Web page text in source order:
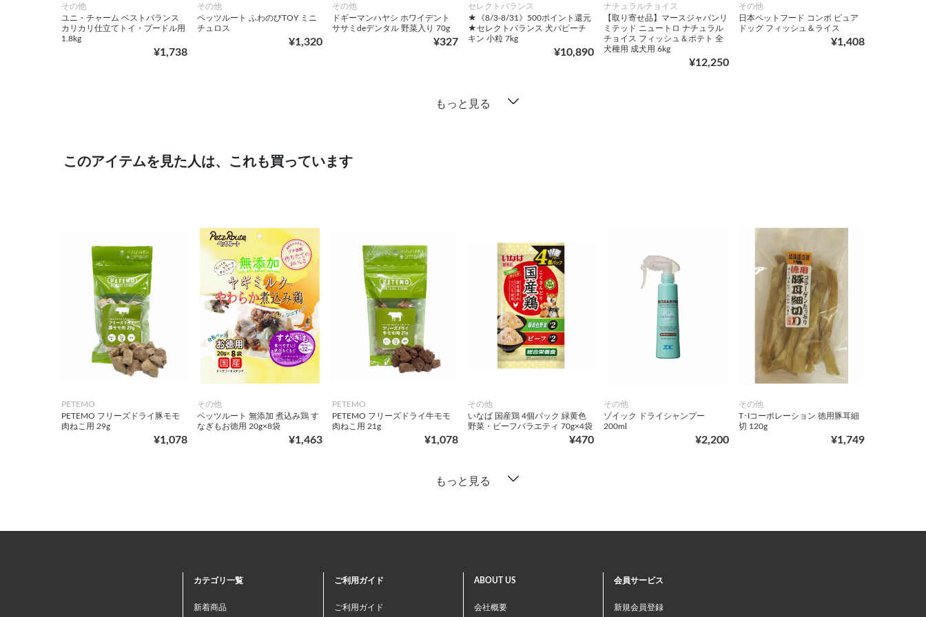
その他
ユニ・チャーム ベストバランス
カリカリ仕立てトイ・プードル用
1.8kg
¥1,738
その他
ペッツルート ふわのびTOY ミニ
チュロス
¥1,320
その他
ドギーマンハヤシ ホワイデント
ササミdeデンタル 野菜入り 70g
¥327
セレクトバランス
★《8/3-8/31》500ポイント還元
★セレクトバランス 犬パピーチ
キン 小粒 7kg
¥10,890
ナチュラルチョイス
【取り寄せ品】マースジャパンリ
ミテッド ニュートロ ナチュラル
チョイス フィッシュ＆ポテト 全
犬種用 成犬用 6kg
¥12,250
その他
日本ペットフード コンボ ピュア
ドッグ フィッシュ＆ライス
¥1,408
もっと見る
このアイテムを見た人は、これも買っています
PETEMO
PETEMO フリーズドライ豚モモ
肉ねこ用 29g
¥1,078
その他
ペッツルート 無添加 煮込み鶏 す
なぎもお徳用 20g×8袋
¥1,463
PETEMO
PETEMO フリーズドライ牛モモ
肉ねこ用 21g
¥1,078
その他
いなば 国産鶏 4個パック 緑黄色
野菜・ビーフバラエティ 70g×4袋
¥470
その他
ゾイック ドライシャンプー
200ml
¥2,200
その他
T･Iコーポレーション 徳用豚耳細
切 120g
¥1,749
もっと見る
カテゴリ一覧
新着商品
ご利用ガイド
ご利用ガイド
ABOUT US
会社概要
会員サービス
新規会員登録